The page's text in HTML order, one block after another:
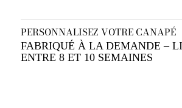
PERSONNALISEZ VOTRE CANAPÉ
FABRIQUÉ À LA DEMANDE –
ENTRE 8 ET 10 SEMAINES